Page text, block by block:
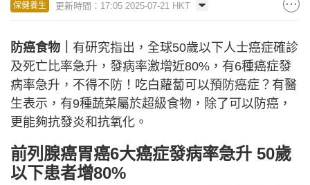
保健養生 更新時間：17:05 2025-07-21 HKT
防癌食物｜ 有研究指出，全球50歲以下人士癌症確診
及死亡比率急升，發病率激增近80%，有6種癌症發
病率急升，不得不防！吃白蘿蔔可以預防癌症？有醫
生表示，有9種蔬菜屬於超級食物，除了可以防癌，
更能夠抗發炎和抗氧化。
前列腺癌胃癌6大癌症發病率急升 50歲
以下患者增80%